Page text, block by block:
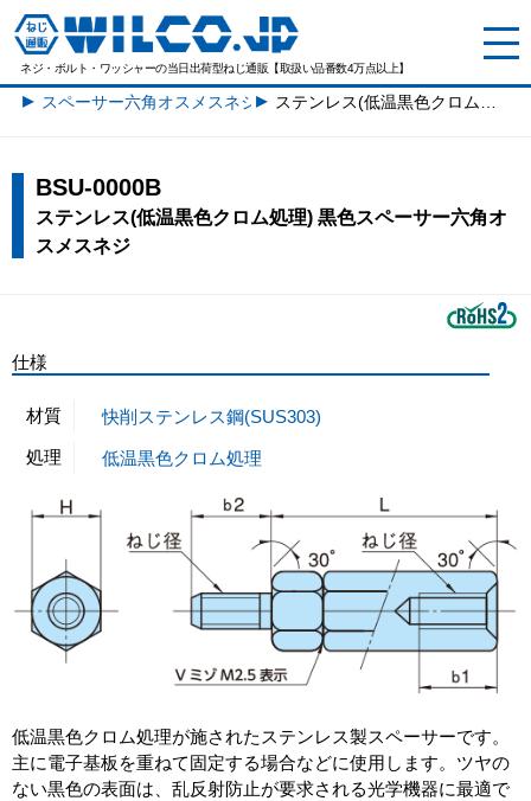
ネジ・ボルト・ワッシャーの当日出荷型ねじ通販【取扱い品番数4万点以上】
スペーサー六角オスメスネジ一覧
BSU-0000B
ステンレス(低温黒色クロム処理) 黒色スペーサー六角オ
スメスネジ
仕様
材質
快削ステンレス鋼(SUS303)
処理
低温黒色クロム処理
低温黒色クロム処理が施されたステンレス製スペーサーです。
主に電子基板を重ねて固定する場合などに使用します。ツヤの
ない黒色の表面は、乱反射防止が要求される光学機器に最適で